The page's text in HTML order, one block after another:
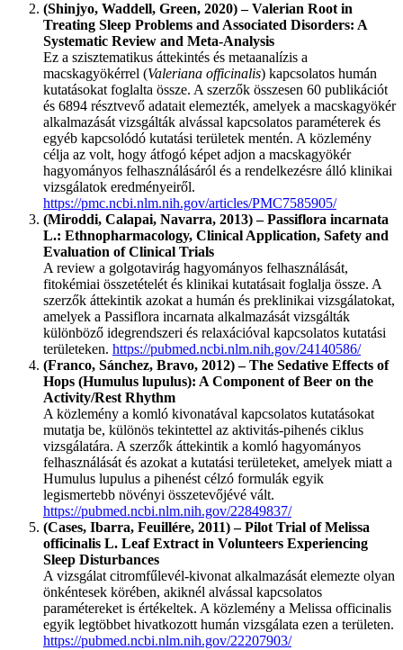
(Shinjyo, Waddell, Green, 2020) – Valerian Root in
Treating Sleep Problems and Associated Disorders: A
Systematic Review and Meta-Analysis
Ez a szisztematikus áttekintés és metaanalízis a
macskagyökérrel (Valeriana officinalis) kapcsolatos humán
kutatásokat foglalta össze. A szerzők összesen 60 publikációt
és 6894 résztvevő adatait elemezték, amelyek a macskagyökér
alkalmazását vizsgálták alvással kapcsolatos paraméterek és
egyéb kapcsolódó kutatási területek mentén. A közlemény
célja az volt, hogy átfogó képet adjon a macskagyökér
hagyományos felhasználásáról és a rendelkezésre álló klinikai
vizsgálatok eredményeiről.
https://pmc.ncbi.nlm.nih.gov/articles/PMC7585905/
(Miroddi, Calapai, Navarra, 2013) – Passiflora incarnata
L.: Ethnopharmacology, Clinical Application, Safety and
Evaluation of Clinical Trials
A review a golgotavirág hagyományos felhasználását,
fitokémiai összetételét és klinikai kutatásait foglalja össze. A
szerzők áttekintik azokat a humán és preklinikai vizsgálatokat,
amelyek a Passiflora incarnata alkalmazását vizsgálták
különböző idegrendszeri és relaxációval kapcsolatos kutatási
területeken. https://pubmed.ncbi.nlm.nih.gov/24140586/
(Franco, Sánchez, Bravo, 2012) – The Sedative Effects of
Hops (Humulus lupulus): A Component of Beer on the
Activity/Rest Rhythm
A közlemény a komló kivonatával kapcsolatos kutatásokat
mutatja be, különös tekintettel az aktivitás-pihenés ciklus
vizsgálatára. A szerzők áttekintik a komló hagyományos
felhasználását és azokat a kutatási területeket, amelyek miatt a
Humulus lupulus a pihenést célzó formulák egyik
legismertebb növényi összetevőjévé vált.
https://pubmed.ncbi.nlm.nih.gov/22849837/
(Cases, Ibarra, Feuillére, 2011) – Pilot Trial of Melissa
officinalis L. Leaf Extract in Volunteers Experiencing
Sleep Disturbances
A vizsgálat citromfűlevél-kivonat alkalmazását elemezte olyan
önkéntesek körében, akiknél alvással kapcsolatos
paramétereket is értékeltek. A közlemény a Melissa officinalis
egyik legtöbbet hivatkozott humán vizsgálata ezen a területen.
https://pubmed.ncbi.nlm.nih.gov/22207903/